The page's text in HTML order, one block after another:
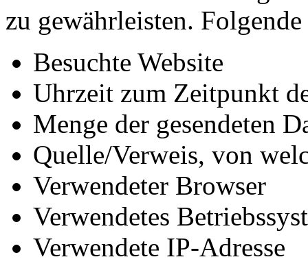
zu gewährleisten.
Besuchte Website
Uhrzeit zum Zeitpunkt
Menge der gesendeten
Quelle/Verweis, von
Verwendeter Browser
Verwendetes
Verwendete IP-Adresse